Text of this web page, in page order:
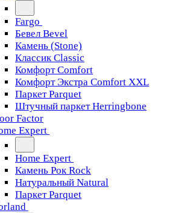
Fargo
Бевел Bevel
Камень (Stone)
Классик Classic
Комфорт Comfort
Комфорт Экстра Comfort XXL
Паркет Parquet
Штучный паркет Herringbone
Factor
Expert
Home Expert
Камень Рок Rock
Натуральный Natural
Паркет Parquet